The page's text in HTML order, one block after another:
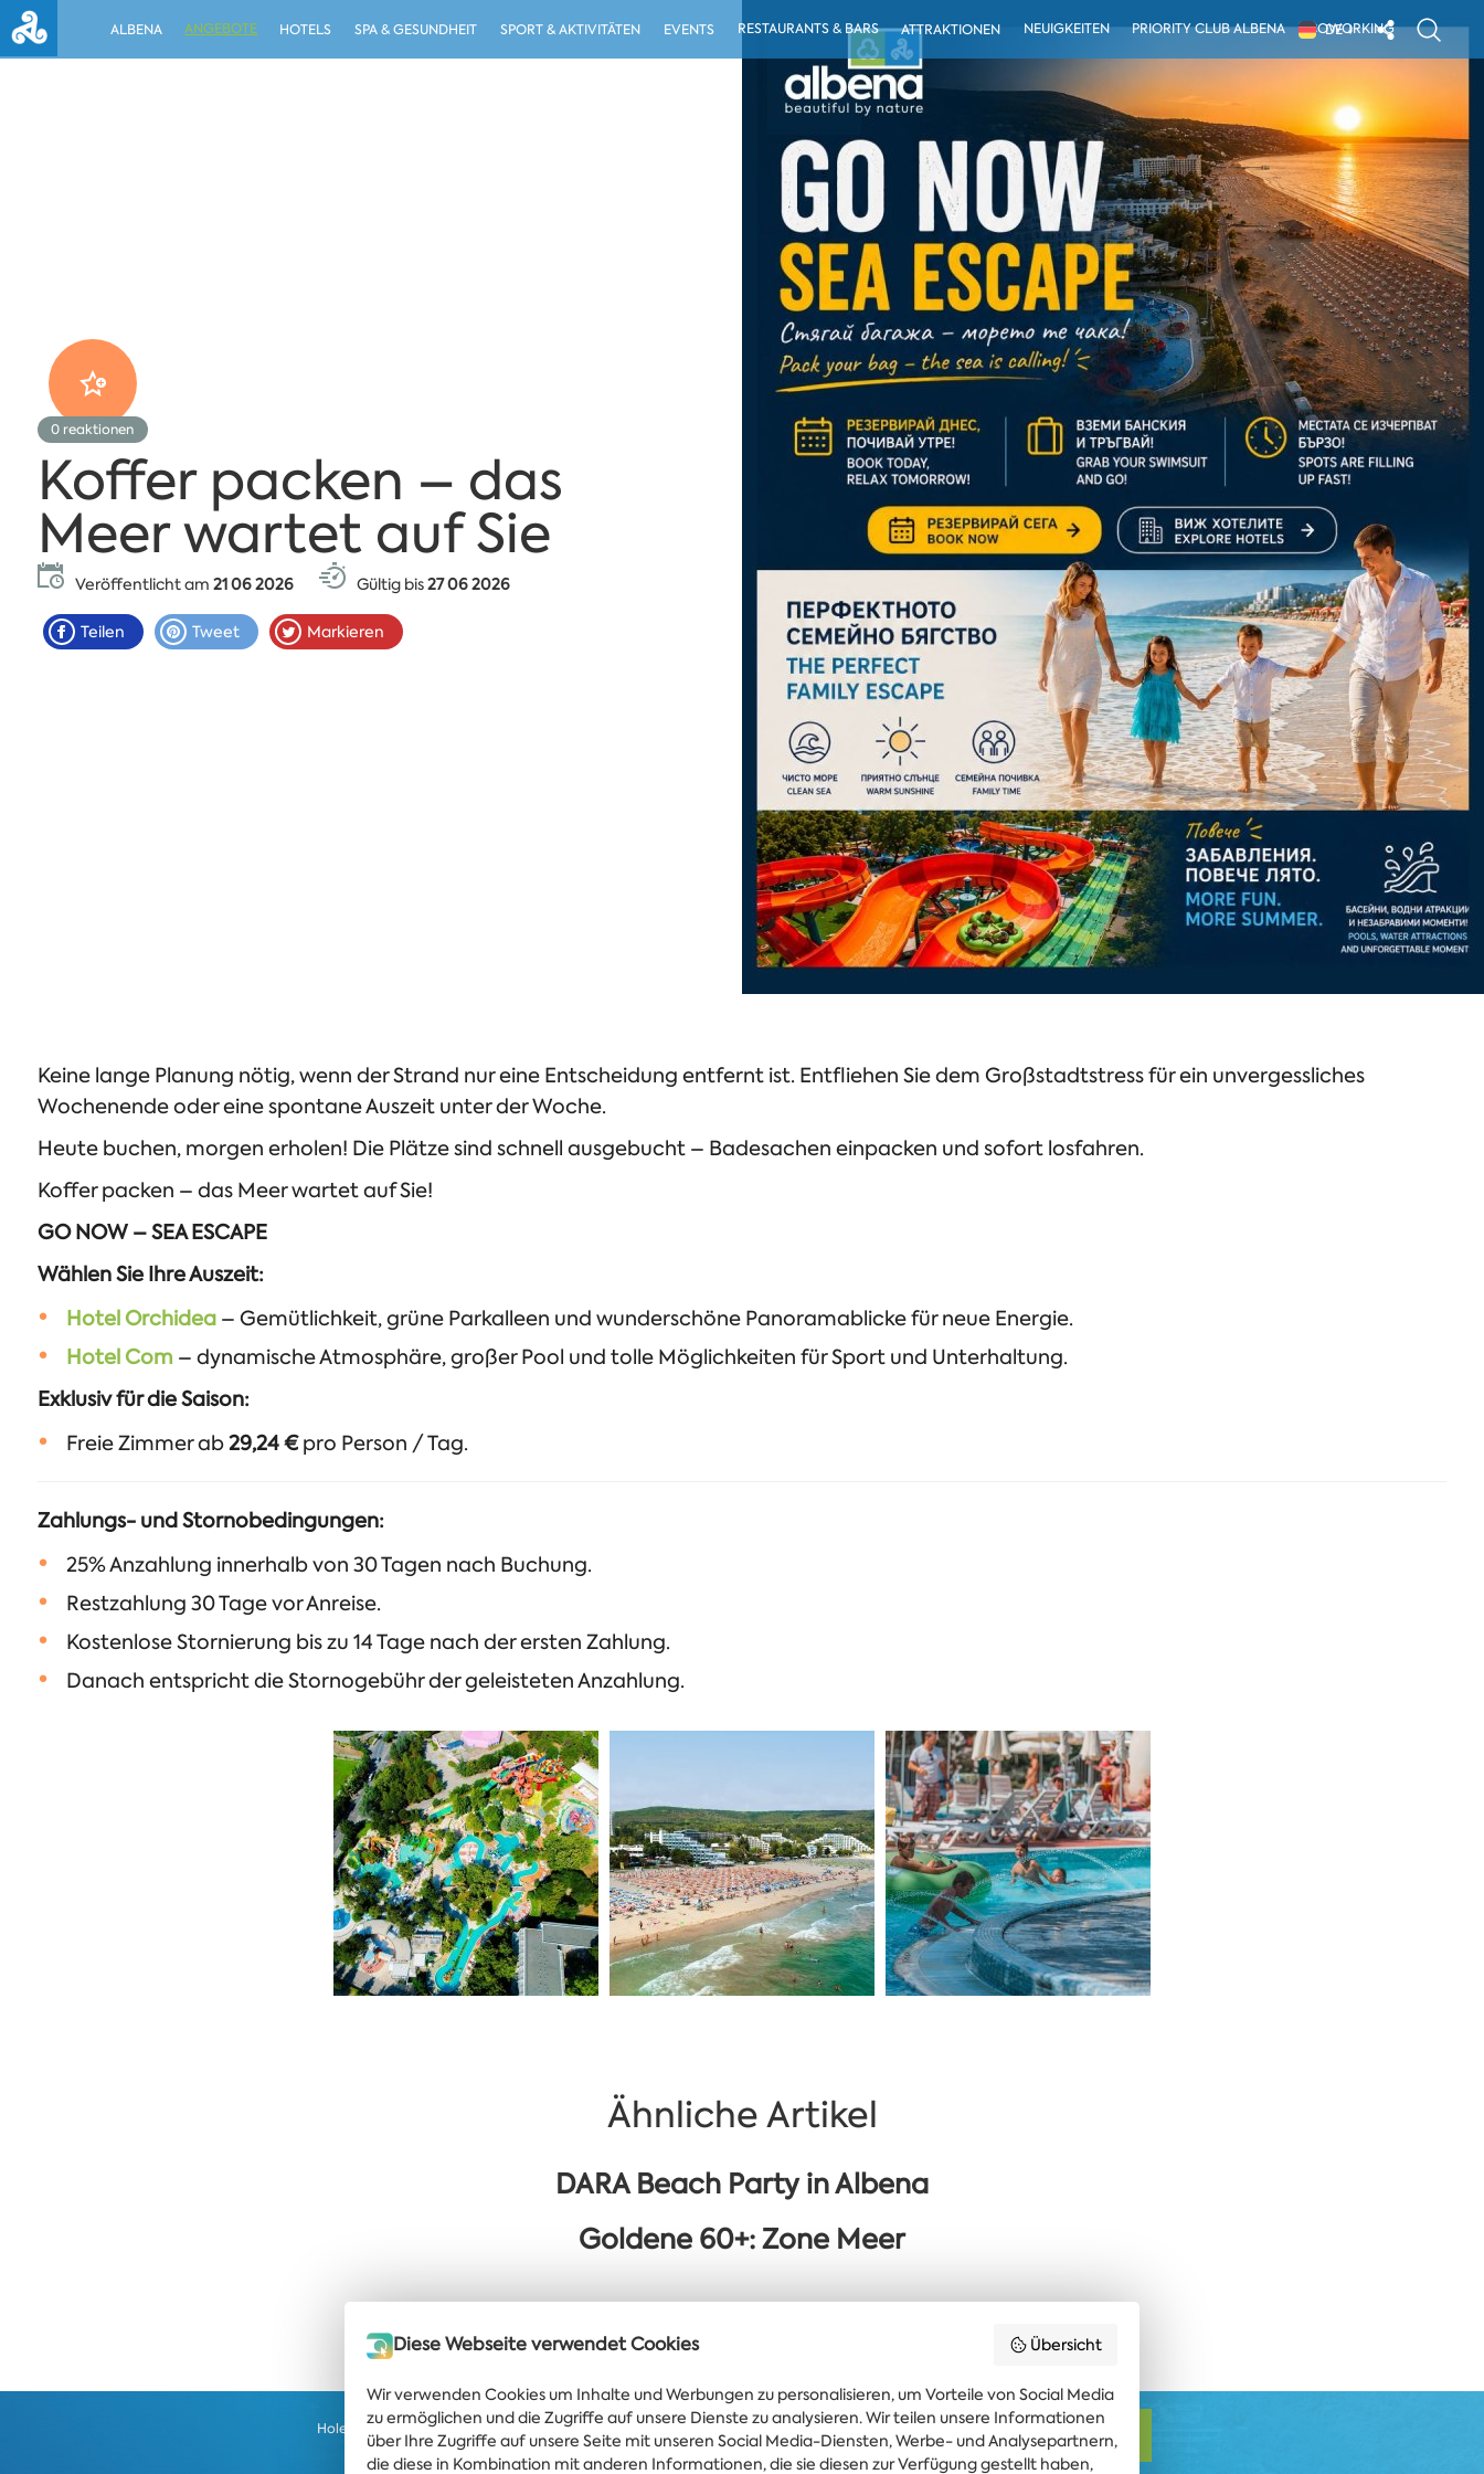
ALBENA ANGEBOTE HOTELS SPA & GESUNDHEIT SPORT & AKTIVITÄTEN EVENTS RESTAURANTS & BARS ATTRAKTIONEN NEUIGKEITEN PRIORITY CLUB ALBENA COWORKING
DE
0 reaktionen
Koffer packen – das
Meer wartet auf Sie
Veröffentlicht am 21 06 2026 Gültig bis27 06 2026
Teilen Tweet Markieren
Keine lange Planung nötig, wenn der Strand nur eine Entscheidung entfernt ist. Entfliehen Sie dem Großstadtstress für ein unvergessliches
Wochenende oder eine spontane Auszeit unter der Woche.
Heute buchen, morgen erholen! Die Plätze sind schnell ausgebucht – Badesachen einpacken und sofort losfahren.
Koffer packen – das Meer wartet auf Sie!
GO NOW – SEA ESCAPE
Wählen Sie Ihre Auszeit:
Hotel Orchidea– Gemütlichkeit, grüne Parkalleen und wunderschöne Panoramablicke für neue Energie.
Hotel Com – dynamische Atmosphäre, großer Pool und tolle Möglichkeiten für Sport und Unterhaltung.
Exklusiv für die Saison:
Freie Zimmer ab29,24 €pro Person / Tag.
Zahlungs- und Stornobedingungen:
25% Anzahlung innerhalb von 30 Tagen nach Buchung.
Restzahlung 30 Tage vor Anreise.
Kostenlose Stornierung bis zu 14 Tage nach der ersten Zahlung.
Danach entspricht die Stornogebühr der geleisteten Anzahlung.
Ähnliche Artikel
DARA Beach Party in Albena
Goldene 60+: Zone Meer
Holen Sie sich die neuesten Nachrichten und
Angebote direkt in Ihren Posteingang ABONNIEREN
Diese Webseite verwendet Cookies Übersicht
Wir verwenden Cookies um Inhalte und Werbungen zu personalisieren, um Vorteile von Social Media
zu ermöglichen und die Zugriffe auf unsere Dienste zu analysieren. Wir teilen unsere Informationen
über Ihre Zugriffe auf unsere Seite mit unseren Social Media-Diensten, Werbe- und Analysepartnern,
die diese in Kombination mit anderen Informationen, die sie diesen zur Verfügung gestellt haben,